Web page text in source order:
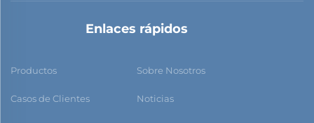
Enlaces rápidos
Productos Sobre Nosotros
Casos de Clientes Noticias